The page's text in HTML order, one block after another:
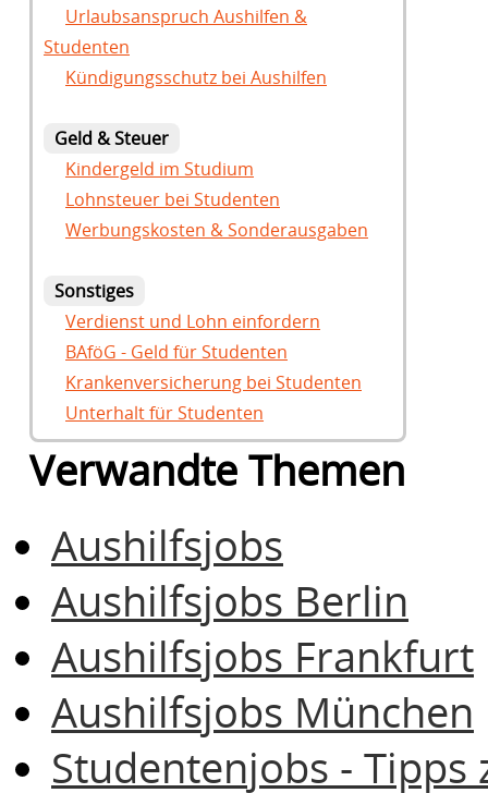
Urlaubsanspruch Aushilfen &
Studenten
Kündigungsschutz bei Aushilfen
Geld & Steuer
Kindergeld im Studium
Lohnsteuer bei Studenten
Werbungskosten & Sonderausgaben
Sonstiges
Verdienst und Lohn einfordern
BAföG - Geld für Studenten
Krankenversicherung bei Studenten
Unterhalt für Studenten
Verwandte Themen
Aushilfsjobs
Aushilfsjobs Berlin
Aushilfsjobs Frankfurt
Aushilfsjobs München
Studentenjobs - Tipps